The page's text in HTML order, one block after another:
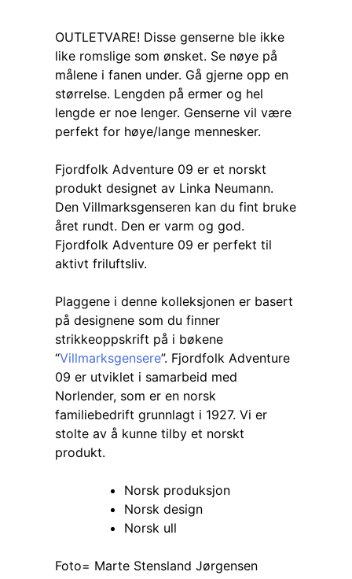
OUTLETVARE! Disse genserne ble ikke
like romslige som ønsket. Se nøye på
målene i fanen under. Gå gjerne opp en
størrelse. Lengden på ermer og hel
lengde er noe lenger. Genserne vil være
perfekt for høye/lange mennesker.
Fjordfolk Adventure 09 er et norskt
produkt designet av Linka Neumann.
Den Villmarksgenseren kan du fint bruke
året rundt. Den er varm og god.
Fjordfolk Adventure 09 er perfekt til
aktivt friluftsliv.
Plaggene i denne kolleksjonen er basert
på designene som du finner
strikkeoppskrift på i bøkene
“Villmarksgensere”. Fjordfolk Adventure
09 er utviklet i samarbeid med
Norlender, som er en norsk
familiebedrift grunnlagt i 1927. Vi er
stolte av å kunne tilby et norskt
produkt.
Norsk produksjon
Norsk design
Norsk ull
Foto= Marte Stensland Jørgensen